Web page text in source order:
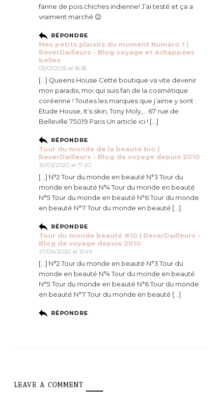
farine de pois chiches indienne! J’ai testé et ça a
vraiment marché 😉
RÉPONDRE
Mes petits plaisirs du moment Numéro 1 |
ReverDailleurs - Blog voyage et échappées
belles
05/01/2015 at 16:36
[…] Queens House Cette boutique va vite devenir
mon paradis, moi qui suis fan de la cosmétique
coréenne ! Toutes les marques que j’aime y sont :
Etude House, It’s skin, Tony Moly,… 67 rue de
Belleville 75019 Paris Un article ici ! […]
RÉPONDRE
Tour du monde de la beauté bio |
ReverDailleurs - Blog de voyage depuis 2010
30/03/2020 at 17:20
[…] N°2 Tour du monde en beauté N°3 Tour du
monde en beauté N°4 Tour du monde en beauté
N°5 Tour du monde en beauté N°6 Tour du monde
en beauté N°7 Tour du monde en beauté […]
RÉPONDRE
Tour du monde beauté #10 | ReverDailleurs -
Blog de voyage depuis 2010
27/04/2020 at 15:49
[…] N°2 Tour du monde en beauté N°3 Tour du
monde en beauté N°4 Tour du monde en beauté
N°5 Tour du monde en beauté N°6 Tour du monde
en beauté N°7 Tour du monde en beauté […]
RÉPONDRE
LEAVE A COMMENT